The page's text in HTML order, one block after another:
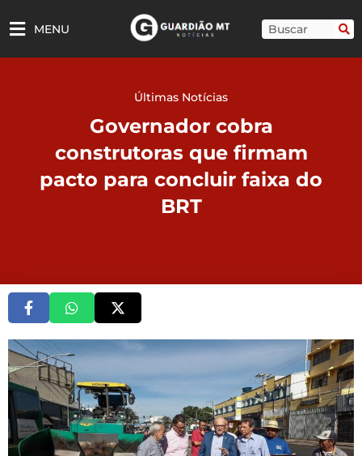
para
MENU Pesquisar
Últimas Notícias
Governador cobra
construtoras que firmam
pacto para concluir faixa do
BRT